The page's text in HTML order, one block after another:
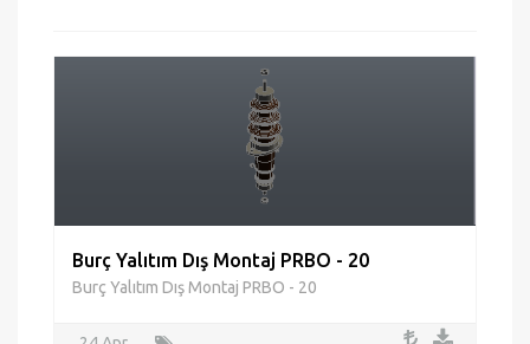
Burç Yalıtım Dış Montaj PRBO - 20